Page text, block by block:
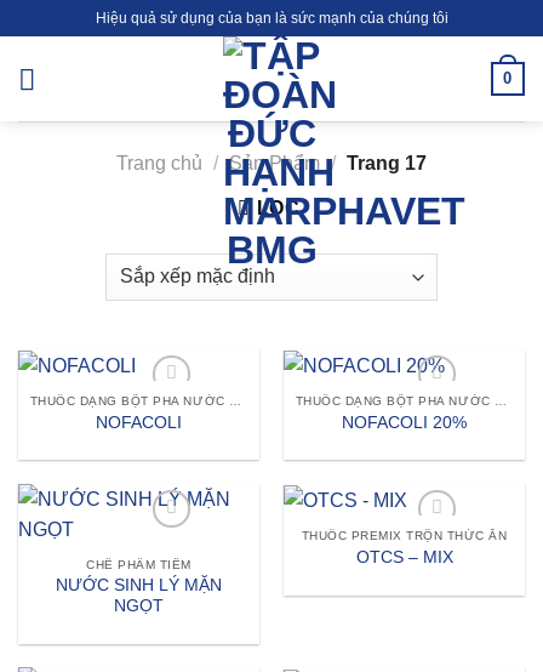
content
Hiệu quả sử dụng của bạn là sức mạnh của chúng tôi
0
Trang chủ / Sản Phẩm / Trang 17
LỌC
Add to wishlist
NOFACOLI Add to wishlist
NOFACOLI 20%
Add to wishlist
CHẾ PHẨM TIÊM
NƯỚC SINH LÝ MẶN
NGỌT
Add to wishlist
THUỐC PREMIX TRỘN THỨC ĂN
OTCS – MIX